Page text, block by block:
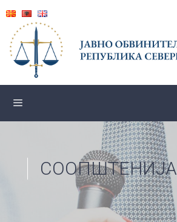
content
СООПШТЕНИЈА